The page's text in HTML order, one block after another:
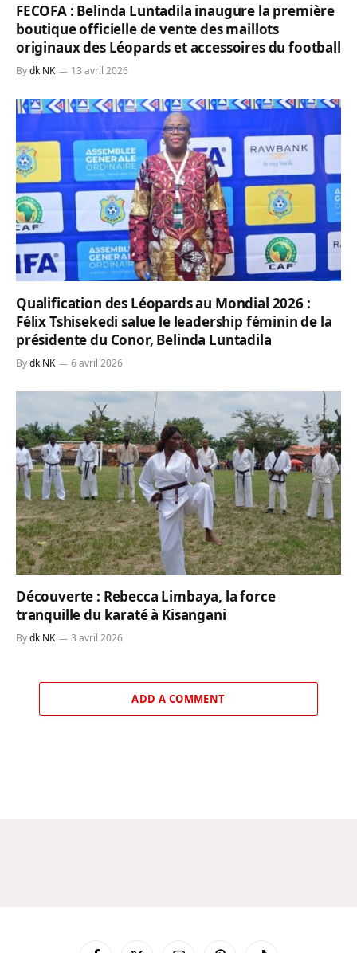
FECOFA : Belinda Luntadila inaugure la première
boutique officielle de vente des maillots
originaux des Léopards et accessoires du football
Bydk NK 13 avril 2026
Qualification des Léopards au Mondial 2026 :
Félix Tshisekedi salue le leadership féminin de la
présidente du Conor, Belinda Luntadila
Bydk NK 6 avril 2026
Découverte : Rebecca Limbaya, la force
tranquille du karaté à Kisangani
Bydk NK 3 avril 2026
ADD A COMMENT